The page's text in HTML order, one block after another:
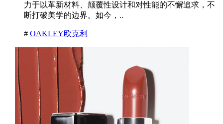
力于以革新材料、颠覆性设计和对性能的不懈追求，不
断打破美学的边界。如今，..
# OAKLEY欧克利